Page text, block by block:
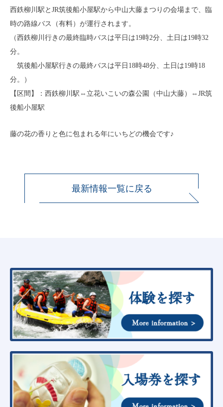
西鉄柳川駅とJR筑後船小屋駅から中山大藤まつりの会場まで、臨
時の路線バス（有料）が運行されます。
（西鉄柳川行きの最終臨時バスは平日は19時2分、土日は19時32
分。
筑後船小屋駅行きの最終バスは平日18時48分、土日は19時18
分。）
【区間】：西鉄柳川駅⇔立花いこいの森公園（中山大藤）⇔JR筑
後船小屋駅
藤の花の香りと色に包まれる年にいちどの機会です♪
最新情報一覧に戻る